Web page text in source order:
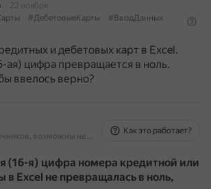
22 ноября
#ДебетовыеКарты
#ВводДанных
и дебетовых карт в Excel.
ая) цифра превращается в ноль.
ввелось верно?
На основе источников, возможны неточности
Как это работает?
(16-я) цифра номера кредитной или
в Excel не превращалась в ноль,